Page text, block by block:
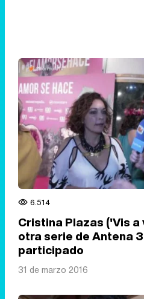
6.514
Cristina Plazas ('Vis
otra serie de Antena
participado
31 de marzo 2016